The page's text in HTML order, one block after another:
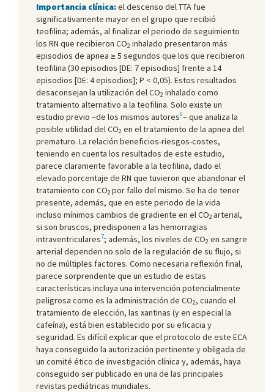
Importancia clínica:el descenso del TTA fue
significativamente mayor en el grupo que recibió
teofilina; además, al finalizar el periodo de seguimiento
los RN que recibieron CO2 inhalado presentaron más
episodios de apnea ≥ 5 segundos que los que recibieron
teofilina (30 episodios [DE: 7 episodios] frente a 14
episodios [DE: 4 episodios]; P < 0,05). Estos resultados
desaconsejan la utilización del CO2 inhalado como
tratamiento alternativo a la teofilina. Solo existe un
estudio previo –de los mismos autores6– que analiza la
posible utilidad del CO2 en el tratamiento de la apnea del
prematuro. La relación beneficios-riesgos-costes,
teniendo en cuenta los resultados de este estudio,
parece claramente favorable a la teofilina, dado el
elevado porcentaje de RN que tuvieron que abandonar el
tratamiento con CO2por fallo del mismo. Se ha de tener
presente, además, que en este periodo de la vida
incluso mínimos cambios de gradiente en el CO2arterial,
si son bruscos, predisponen a las hemorragias
intraventriculares7; además, los niveles de CO2 en sangre
arterial dependen no solo de la regulación de su flujo, si
no de múltiples factores. Como necesaria reflexión final,
parece sorprendente que un estudio de estas
características incluya una intervención potencialmente
peligrosa como es la administración de CO2, cuando el
tratamiento de elección, las xantinas (y en especial la
cafeína), está bien establecido por su eficacia y
seguridad. Es difícil explicar que el protocolo de este ECA
haya conseguido la autorización pertinente y obligada de
un comité ético de investigación clínica y, además, haya
conseguido ser publicado en una de las principales
revistas pediátricas mundiales.